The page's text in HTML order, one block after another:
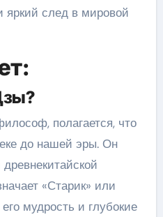
след в мировой
полагается, что
до нашей эры. Он
«Старик» или
мудрость и глубокие